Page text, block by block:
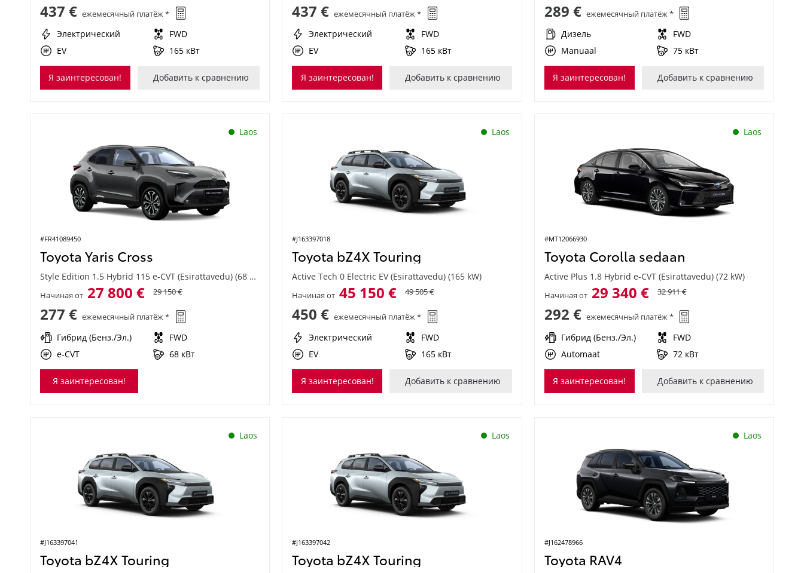
437 € ежемесячный платёж *
Электрический
FWD
EV
165 кВт
Я заинтересован! Добавить к сравнению
437 € ежемесячный платёж *
Электрический
FWD
EV
165 кВт
Я заинтересован! Добавить к сравнению
289 € ежемесячный платёж *
Дизель
FWD
Manuaal
75 кВт
Я заинтересован! Добавить к сравнению
Laos
#FR41089450
Toyota Yaris Cross
Style Edition 1.5 Hybrid 115 e-CVT (Esirattavedu) (68 kW)
Начиная от 27 800 € 29 150 €
277 € ежемесячный платёж *
Гибрид (Бенз./Эл.)
FWD
e-CVT
68 кВт
Я заинтересован!
Laos
#J163397018
Toyota bZ4X Touring
Active Tech 0 Electric EV (Esirattavedu) (165 kW)
Начиная от 45 150 € 49 505 €
450 € ежемесячный платёж *
Электрический
FWD
EV
165 кВт
Я заинтересован! Добавить к сравнению
Laos
#MT12066930
Toyota Corolla sedaan
Active Plus 1.8 Hybrid e-CVT (Esirattavedu) (72 kW)
Начиная от 29 340 € 32 911 €
292 € ежемесячный платёж *
Гибрид (Бенз./Эл.)
FWD
Automaat
72 кВт
Я заинтересован! Добавить к сравнению
Laos
#J163397041
Toyota bZ4X Touring
Laos
#J163397042
Toyota bZ4X Touring
Laos
#J162478966
Toyota RAV4